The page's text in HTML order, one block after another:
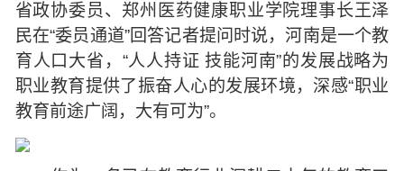
党派团体 市县政协 专题荟萃
省政协委员、郑州医药健康职业学院理事长王泽
民在“委员通道”回答记者提问时说，河南是一个教
育人口大省，“人人持证 技能河南”的发展战略为
职业教育提供了振奋人心的发展环境，深感“职业
教育前途广阔，大有可为”。